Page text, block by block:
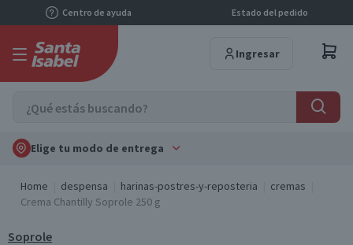
Centro de ayuda Estado del pedido
Ingresar
Elige tu modo de entrega
Home despensa harinas-postres-y-reposteria
cremas
Crema Chantilly Soprole 250 g
Soprole